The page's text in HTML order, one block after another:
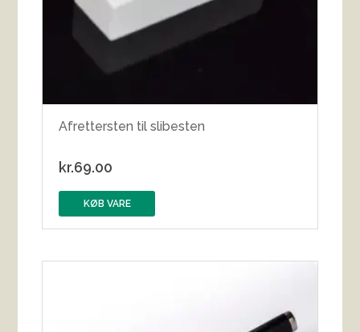
Afrettersten til slibesten
kr.69.00
KØB VARE